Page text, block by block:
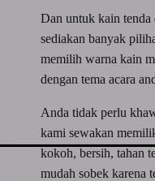
Dan untuk kain
sediakan banyak
memilih warna kain
dengan tema acara
Anda tidak perlu
kami sewakan
kokoh, bersih, tahan
mudah sobek karena